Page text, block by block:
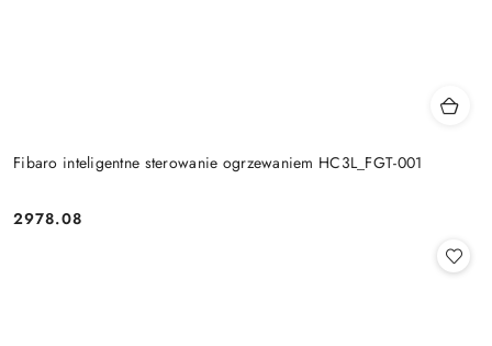
Fibaro inteligentne sterowanie ogrzewaniem HC3L_FGT-001
Cena:
2978.08